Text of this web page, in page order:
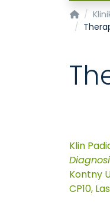
Klinik
Klin
Kontny
CP10,